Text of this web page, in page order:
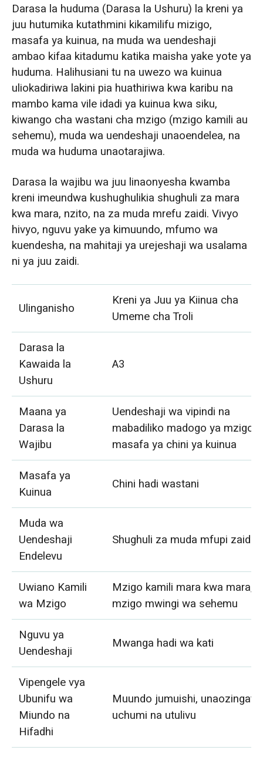
Darasa la huduma (Darasa la Ushuru) la kreni ya
juu hutumika kutathmini kikamilifu mizigo,
masafa ya kuinua, na muda wa uendeshaji
ambao kifaa kitadumu katika maisha yake yote ya
huduma. Halihusiani tu na uwezo wa kuinua
uliokadiriwa lakini pia huathiriwa kwa karibu na
mambo kama vile idadi ya kuinua kwa siku,
kiwango cha wastani cha mzigo (mzigo kamili au
sehemu), muda wa uendeshaji unaoendelea, na
muda wa huduma unaotarajiwa.
Darasa la wajibu wa juu linaonyesha kwamba
kreni imeundwa kushughulikia shughuli za mara
kwa mara, nzito, na za muda mrefu zaidi. Vivyo
hivyo, nguvu yake ya kimuundo, mfumo wa
kuendesha, na mahitaji ya urejeshaji wa usalama
ni ya juu zaidi.
Ulinganisho
Kreni ya Juu ya Kiinua cha
Umeme cha Troli
Darasa la
Kawaida la
Ushuru
A3
Maana ya
Darasa la
Wajibu
Uendeshaji wa vipindi na
mabadiliko madogo ya mzigo
masafa ya chini ya kuinua
Masafa ya
Kuinua
Chini hadi wastani
Muda wa
Uendeshaji
Endelevu
Shughuli za muda mfupi zaidi
Uwiano Kamili
wa Mzigo
Mzigo kamili mara kwa mara,
mzigo mwingi wa sehemu
Nguvu ya
Uendeshaji
Mwanga hadi wa kati
Vipengele vya
Ubunifu wa
Miundo na
Hifadhi
Muundo jumuishi, unaozingatia
uchumi na utulivu